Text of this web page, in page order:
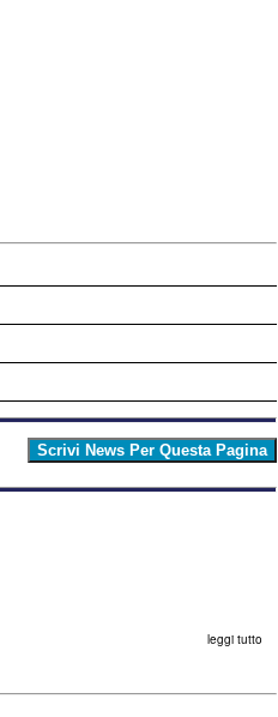
leggi tutto